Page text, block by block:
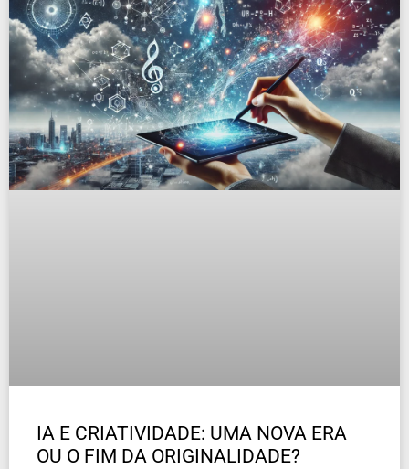
IA E CRIATIVIDADE: UMA NOVA ERA
OU O FIM DA ORIGINALIDADE?